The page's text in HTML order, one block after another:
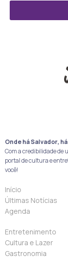
Onde há Salvador, há
Com a credibilidade de
portal de cultura e
você!
Início
Últimas Notícias
Agenda
Entretenimento
Cultura e Lazer
Gastronomia